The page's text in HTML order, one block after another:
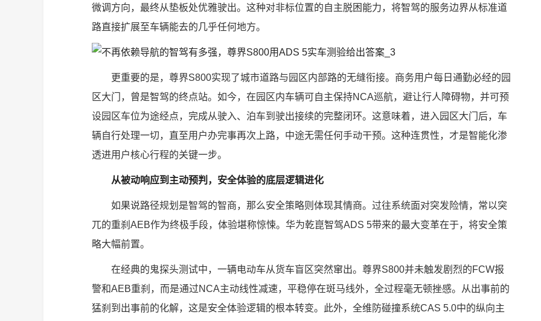
微调方向，最终从垫板处优雅驶出。这种对非标位置的自主脱困能力，将智驾的服务边界从标准道
路直接扩展至车辆能去的几乎任何地方。
更重要的是，尊界S800实现了城市道路与园区内部路的无缝衔接。商务用户每日通勤必经的园
区大门，曾是智驾的终点站。如今，在园区内车辆可自主保持NCA巡航，避让行人障碍物，并可预
设园区车位为途经点，完成从驶入、泊车到驶出接续的完整闭环。这意味着，进入园区大门后，车
辆自行处理一切，直至用户办完事再次上路，中途无需任何手动干预。这种连贯性，才是智能化渗
透进用户核心行程的关键一步。
从被动响应到主动预判，安全体验的底层逻辑进化
如果说路径规划是智驾的智商，那么安全策略则体现其情商。过往系统面对突发险情，常以突
兀的重刹AEB作为终极手段，体验堪称惊悚。华为乾崑智驾ADS 5带来的最大变革在于，将安全策
略大幅前置。
在经典的鬼探头测试中，一辆电动车从货车盲区突然窜出。尊界S800并未触发剧烈的FCW报
警和AEB重刹，而是通过NCA主动线性减速，平稳停在斑马线外，全过程毫无顿挫感。从出事前的
猛刹到出事前的化解，这是安全体验逻辑的根本转变。此外，全维防碰撞系统CAS 5.0中的纵向主